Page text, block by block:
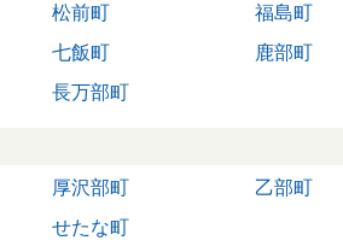
松前町
福島町
七飯町
鹿部町
長万部町
厚沢部町
乙部町
せたな町